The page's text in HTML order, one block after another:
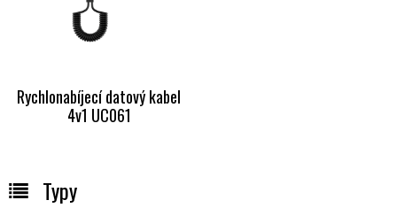
Rychlonabíjecí datový kabel
4v1 UC061
Typy